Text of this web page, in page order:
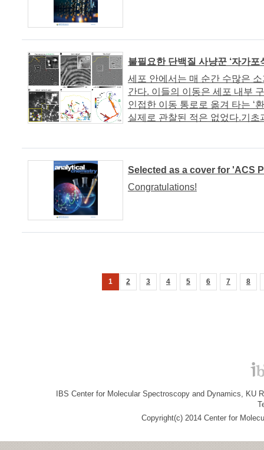
불필요한 단백질 사냥꾼 ‘자가
세포 안에서는 매 순간 수많은
간다. 이들의 이동은 세포 내부
인접한 이동 통로로 옮겨 타는 ‘
실제로 관찰된 적은 없었다.기초
Selected as a cover for 'ACS
Congratulations!
1 2 3 4 5 6 7 8
IBS Center for Molecular Spectroscopy and Dynamics, KU
Copyright(c) 2014 Center for